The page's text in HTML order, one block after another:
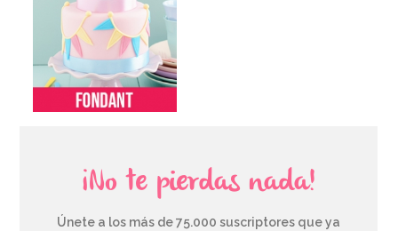
¡No te pierdas nada!
Únete a los más de 75.000 suscriptores que ya